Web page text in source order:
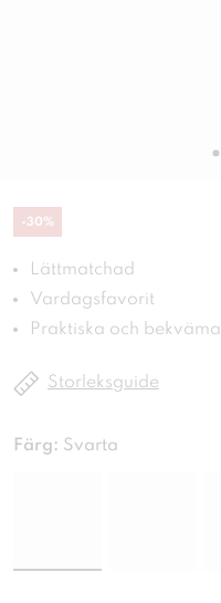
-30%
Lättmatchad
Vardagsfavorit
Praktiska och bekväma
Storleksguide
Färg: Svarta